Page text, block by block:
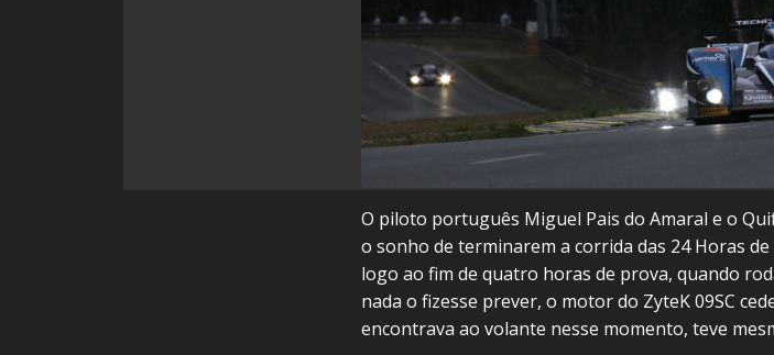
O piloto português Miguel Pais do Amaral e o
o sonho de terminarem a corrida das 24 Horas
logo ao fim de quatro horas de prova, quando
nada o fizesse prever, o motor do ZyteK 09SC
encontrava ao volante nesse momento, teve